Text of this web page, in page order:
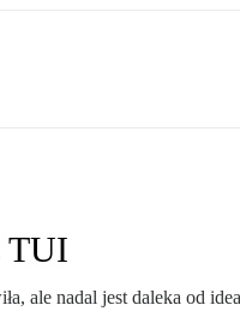
TUI
ale nadal jest daleka od